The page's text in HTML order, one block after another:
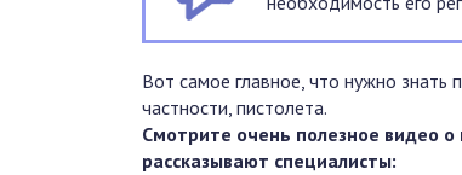
Вот самое главное, что нужно знать
частности, пистолета.
Смотрите очень полезное видео
рассказывают специалисты: